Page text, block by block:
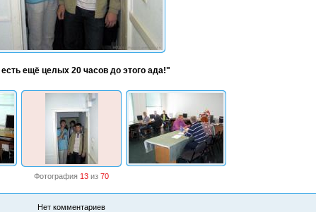
ещё целых 20 часов до этого ада!"
Фотография 13 из 70
Нет комментариев